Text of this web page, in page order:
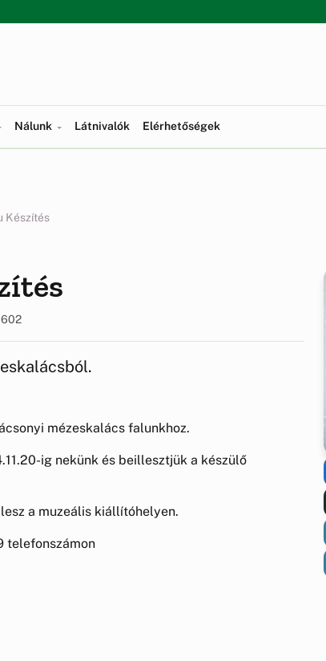
Nálunk Látnivalók Elérhetőségek
Készítés
mézeskalács falunkhoz.
ig nekünk és beillesztjük a készülő
a muzeális kiállítóhelyen.
telefonszámon